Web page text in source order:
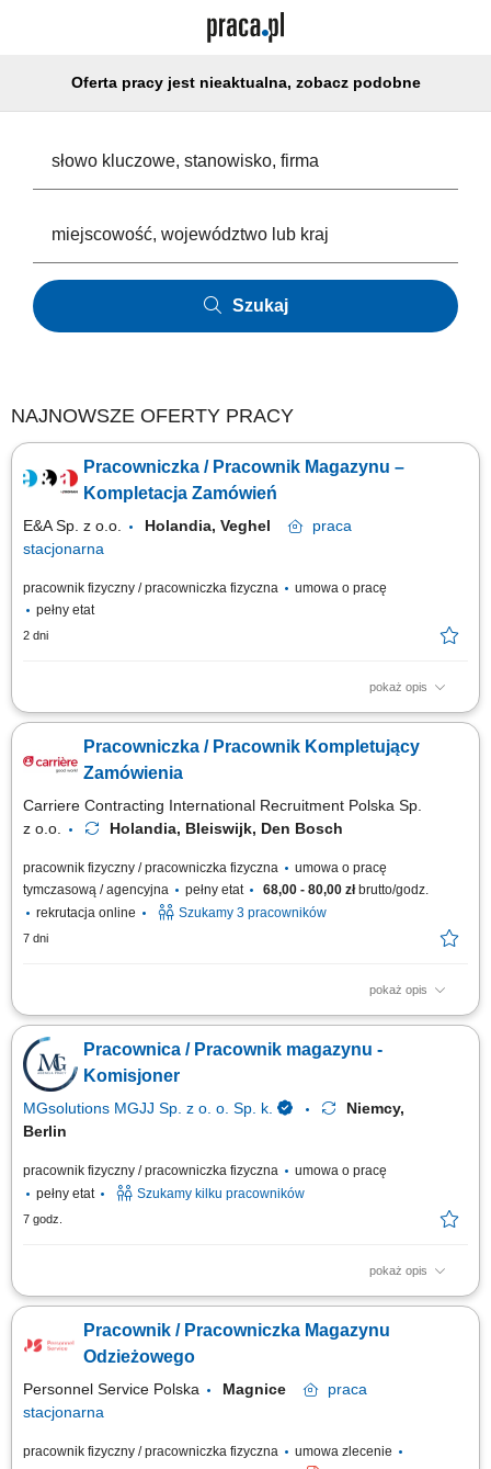
Oferta pracy jest nieaktualna, zobacz podobne
Szukaj
NAJNOWSZE OFERTY PRACY
Pracowniczka / Pracownik Magazynu –
Kompletacja Zamówień
E&A Sp. z o.o. Holandia, Veghel
praca
stacjonarna
pracownik fizyczny / pracowniczka fizyczna
umowa o pracę
pełny etat
2 dni
pokaż opis
Zakres obowiązków: kompletowanie zamówień z asortymentem non-food
przy użyciu ręcznego skanera, kontrola zgodności zamówień oraz
sprawdzanie jakości produktów, przygotowywanie zamówień zgodnie z
Pracowniczka / Pracownik Kompletujący
Zamówienia
Carriere Contracting International Recruitment Polska Sp.
z o.o.
Holandia, Bleiswijk, Den Bosch
pracownik fizyczny / pracowniczka fizyczna
umowa o pracę
tymczasową / agencyjna
pełny etat 68,00 - 80,00 złbrutto/godz.
rekrutacja online
Szukamy 3 pracowników
7 dni
pokaż opis
Dołącz do międzynarodowego zespołu magazynowego
odpowiedzialnego za przygotowywanie zamówień online dla jednej z
największych sieci handlowych w Holandii. To oferta dla osób, które chcą
rozpocząć pracę za granicą lub zdobyć doświadczenie w branży
logistycznej. Twoje zadania:...
Pracownica / Pracownik magazynu -
Komisjoner
MGsolutions MGJJ Sp. z o. o. Sp. k.
Niemcy,
Berlin
pracownik fizyczny / pracowniczka fizyczna
umowa o pracę
pełny etat
Szukamy kilku pracowników
7 godz.
pokaż opis
Na czym polega praca? Zbieranie i kompletowanie zamówień
nowoczesnym centrum logistycznym z systemem w języku polskim.
Pracownik / Pracowniczka Magazynu
Odzieżowego
Personnel Service Polska Magnice
praca
stacjonarna
pracownik fizyczny / pracowniczka fizyczna
umowa zlecenie